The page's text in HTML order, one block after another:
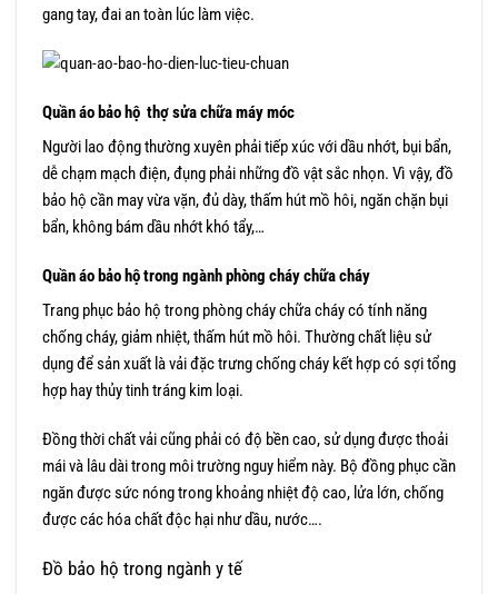
gang tay, đai an toàn lúc làm việc.
Quần áo bảo hộ thợ sửa chữa máy móc
Người lao động thường xuyên phải tiếp xúc với dầu nhớt, bụi bẩn,
dễ chạm mạch điện, đụng phải những đồ vật sắc nhọn. Vì vậy, đồ
bảo hộ cần may vừa vặn, đủ dày, thấm hút mồ hôi, ngăn chặn bụi
bẩn, không bám dầu nhớt khó tẩy,…
Quần áo bảo hộ trong ngành phòng cháy chữa cháy
Trang phục bảo hộ trong phòng cháy chữa cháy có tính năng
chống cháy, giảm nhiệt, thấm hút mồ hôi. Thường chất liệu sử
dụng để sản xuất là vải đặc trưng chống cháy kết hợp có sợi tổng
hợp hay thủy tinh tráng kim loại.
Đồng thời chất vải cũng phải có độ bền cao, sử dụng được thoải
mái và lâu dài trong môi trường nguy hiểm này. Bộ đồng phục cần
ngăn được sức nóng trong khoảng nhiệt độ cao, lửa lớn, chống
được các hóa chất độc hại như dầu, nước….
Đồ bảo hộ trong ngành y tế